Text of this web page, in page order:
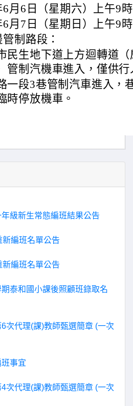
6月6日（星期六）上午9
6月7日（星期日）上午9
制路段：
民生地下道上方迴轉道
管制汽機車進入，僅供
一段3巷管制汽車進入，
時停放機車。
級新生常態編班結果公告
編班名單公告
編班名單公告
泰和國小課後照顧班錄取名
次代理(課)教師甄選簡章 (一次
事宜
次代理(課)教師甄選簡章 (一次